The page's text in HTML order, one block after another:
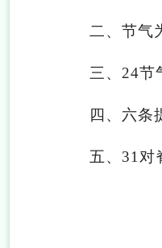
二、节气
三、24节
四、六条
五、31对